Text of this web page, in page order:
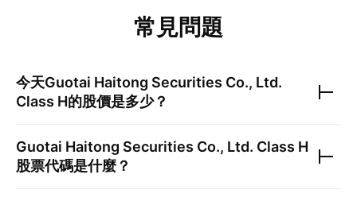
常見問題
今天Guotai Haitong Securities Co., Ltd.
Class H的股價是多少？
Guotai Haitong Securities Co., Ltd. Class H
股票代碼是什麼？